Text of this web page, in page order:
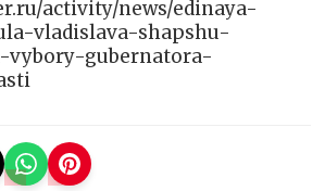
activity/news/edinaya-
vladislava-shapshu-
vybory-gubernatora-